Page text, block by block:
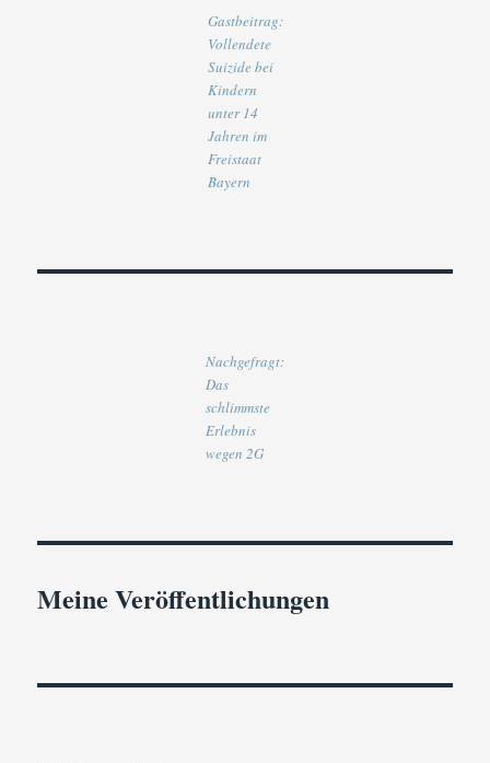
Gastbeitrag:
Vollendete
Suizide bei
Kindern
unter 14
Jahren im
Freistaat
Bayern
Nachgefragt:
Das
schlimmste
Erlebnis
wegen 2G
Meine Veröffentlichungen